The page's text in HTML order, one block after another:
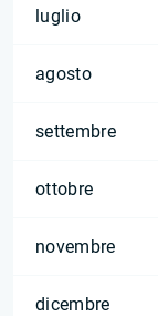
luglio
agosto
settembre
ottobre
novembre
dicembre